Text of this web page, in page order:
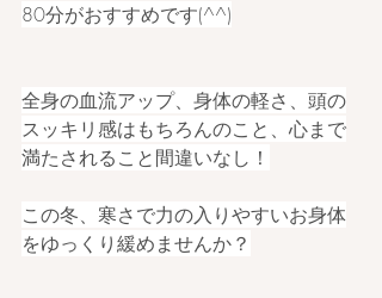
80分がおすすめです(^^)
全身の血流アップ、身体の軽さ、頭の
スッキリ感はもちろんのこと、心まで
満たされること間違いなし！
この冬、寒さで力の入りやすいお身体
をゆっくり緩めませんか？